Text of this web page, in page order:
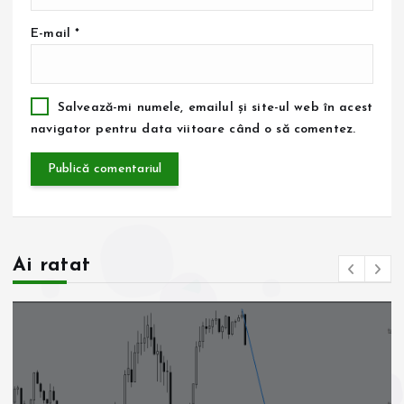
E-mail*
Salvează-mi numele, emailul și site-ul web în acest
navigator pentru data viitoare când o să comentez.
Ai ratat